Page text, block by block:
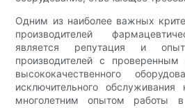
Одним из наиболее важных
производителей
является репутация и
производителей с проверенным
высококачественного
исключительного
многолетним опытом работы